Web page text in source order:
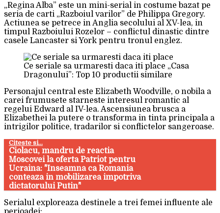
„Regina Alba” este un mini-serial in costume bazat pe
seria de carti „Razboiul varilor” de Philippa Gregory.
Actiunea se petrece in Anglia secolului al XV-lea, in
timpul Razboiului Rozelor – conflictul dinastic dintre
casele Lancaster si York pentru tronul englez.
Ce seriale sa urmaresti daca iti place „Casa
Dragonului”: Top 10 productii similare
Personajul central este Elizabeth Woodville, o nobila a
carei frumusete starneste interesul romantic al
regelui Edward al IV-lea. Ascensiunea brusca a
Elizabethei la putere o transforma in tinta principala a
intrigilor politice, tradarilor si conflictelor sangeroase.
Citeste si...
Ciolacu, mandru de reactia
Moscovei la oferta Patriot pentru
Ucraina: "Inseamna ca Romania
conteaza in mobilizarea impotriva
dictatorului Putin"
Serialul exploreaza destinele a trei femei influente ale